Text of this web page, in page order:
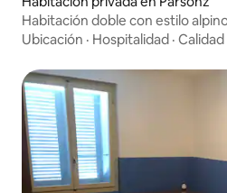
Habitación doble con estilo
Ubicación · Hospitalidad ·